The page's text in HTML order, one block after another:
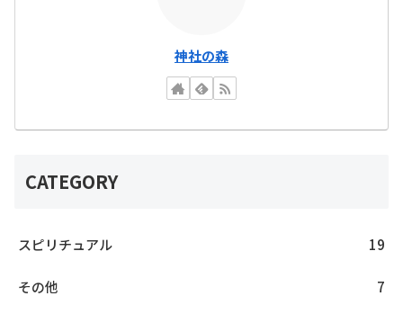
神社の森
CATEGORY
スピリチュアル 19
その他 7